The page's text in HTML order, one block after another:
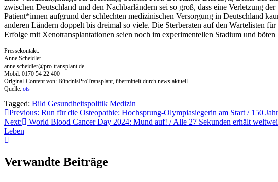
zwischen Deutschland und den Nachbarländern sei so groß, dass eine Verletzung
Patient*innen aufgrund der schlechten medizinischen Versorgung in Deutschland
anderen Ländern doppelt bis dreimal so viele. Die Sterberaten auf den Wartelisten
Erfolge mit Xenotransplantationen seien noch im experimentellen Stadium und
Pressekontakt:
Anne Scheidler
anne.scheidler@pro-transplant.de
Mobil: 0170 54 22 400
Original-Content von: BündnisProTransplant, übermittelt durch news aktuell
Quelle: ots
Tagged: Bild Gesundheitspolitik Medizin
Beitragsnavigation
Previous: Run für die Osteopathie: Hochsprung-Olympiasiegerin am Start / 150
Next:
World Blood Cancer Day 2024: Mund auf! / Alle 27 Sekunden erhält
Leben
Verwandte Beiträge